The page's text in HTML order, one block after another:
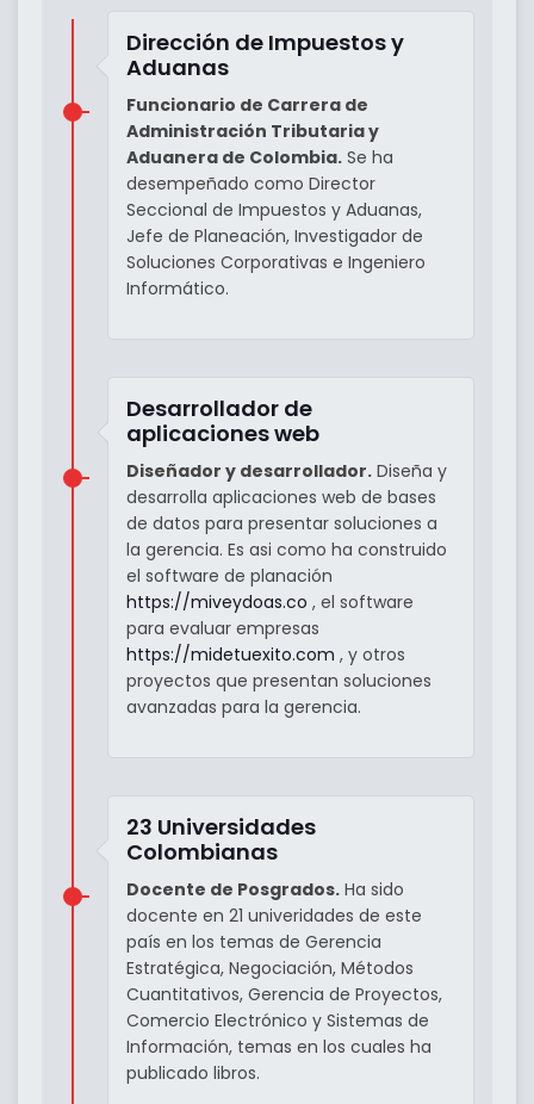
Dirección de Impuestos y
Aduanas
Funcionario de Carrera de
Administración Tributaria y
Aduanera de Colombia. Se ha
desempeñado como Director
Seccional de Impuestos y Aduanas,
Jefe de Planeación, Investigador de
Soluciones Corporativas e Ingeniero
Informático.
Desarrollador de
aplicaciones web
Diseñador y desarrollador. Diseña y
desarrolla aplicaciones web de bases
de datos para presentar soluciones a
la gerencia. Es asi como ha construido
el software de planación
https://miveydoas.co , el software
para evaluar empresas
https://midetuexito.com , y otros
proyectos que presentan soluciones
avanzadas para la gerencia.
23 Universidades
Colombianas
Docente de Posgrados. Ha sido
docente en 21 univeridades de este
país en los temas de Gerencia
Estratégica, Negociación, Métodos
Cuantitativos, Gerencia de Proyectos,
Comercio Electrónico y Sistemas de
Información, temas en los cuales ha
publicado libros.